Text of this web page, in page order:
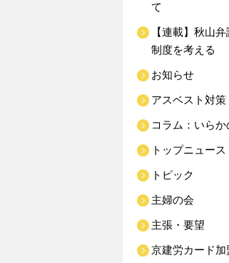
て
【連載】秋山
制度を考える
お知らせ
アスベスト対策
コラム：いらか
トップニュース
トピック
主婦の会
主張・要望
京建労カード加